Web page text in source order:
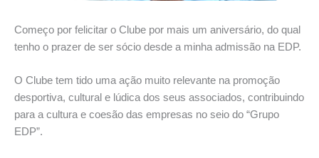
Começo por felicitar o Clube por mais um aniversário, do qual
tenho o prazer de ser sócio desde a minha admissão na EDP.
O Clube tem tido uma ação muito relevante na promoção
desportiva, cultural e lúdica dos seus associados, contribuindo
para a cultura e coesão das empresas no seio do “Grupo
EDP”.